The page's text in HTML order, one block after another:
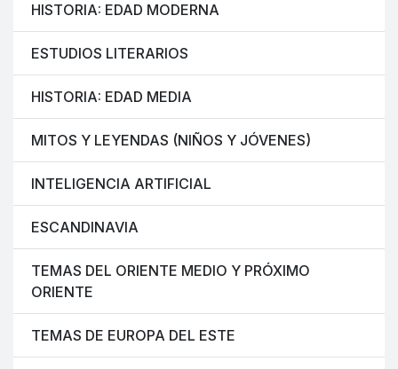
HISTORIA: EDAD MODERNA
ESTUDIOS LITERARIOS
HISTORIA: EDAD MEDIA
MITOS Y LEYENDAS (NIÑOS Y JÓVENES)
INTELIGENCIA ARTIFICIAL
ESCANDINAVIA
TEMAS DEL ORIENTE MEDIO Y PRÓXIMO
ORIENTE
TEMAS DE EUROPA DEL ESTE